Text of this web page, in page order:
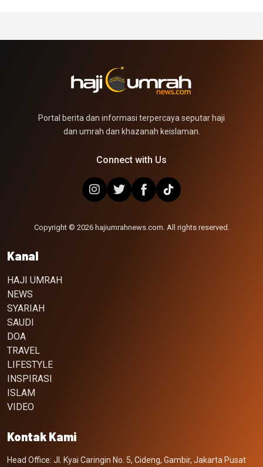
Portal berita dan informasi terpercaya seputar haji
dan umrah dan khazanah keislaman.
Connect with Us
Copyright © 2026 hajiumrahnews.com. All rights reserved.
Kanal
HAJI UMRAH
NEWS
SYARIAH
SAUDI
DOA
TRAVEL
LIFESTYLE
INSPIRASI
ISLAM
VIDEO
Kontak Kami
Head Office: Jl. Kyai Caringin No. 5, Cideng, Gambir, Jakarta Pusat